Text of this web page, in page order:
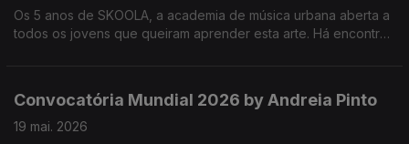
Os 5 anos de SKOOLA, a academia de música urbana aberta a
todos os jovens que queiram aprender esta arte. Há encontro
Convocatória Mundial 2026 by Andreia Pinto
19 mai. 2026